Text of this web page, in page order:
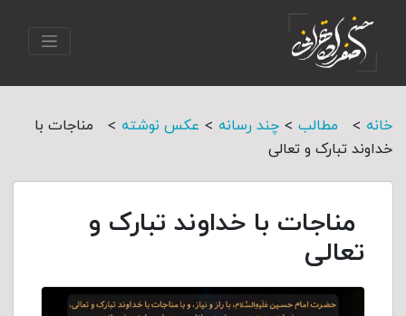
خانه > مطالب > چند رسانه > عکس نوشته >
مناجات با
خداوند تبارک و تعالی
مناجات با خداوند تبارک و
تعالی